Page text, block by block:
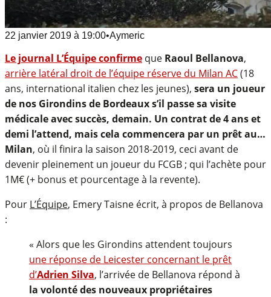
22 janvier 2019 à 19:00•Aymeric
Le journal L’Équipe confirme que Raoul Bellanova,
arrière latéral droit de l’équipe réserve du Milan AC(18
ans, international italien chez les jeunes), sera un joueur
de nos Girondins de Bordeaux s’il passe sa visite
médicale avec succès, demain. Un contrat de 4 ans et
demi l’attend, mais cela commencera par un prêt au…
Milan, où il finira la saison 2018-2019, ceci avant de
devenir pleinement un joueur du FCGB ; qui l’achète pour
1M€ (+ bonus et pourcentage à la revente).
Pour L’Équipe, Emery Taisne écrit, à propos de Bellanova
:
« Alors que les Girondins attendent toujours
une réponse de Leicester concernant le prêt
d’Adrien Silva, l’arrivée de Bellanova répond à
la volonté des nouveaux propriétaires